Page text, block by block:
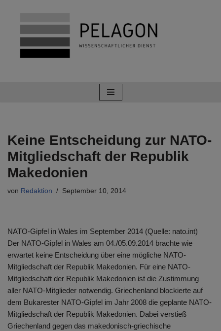
Zum
Inhalt
springen
Keine Entscheidung zur NATO-
Mitgliedschaft der Republik
Makedonien
von Redaktion September 10, 2014
NATO-Gipfel in Wales im September 2014 (Quelle: nato.int)
Der NATO-Gipfel in Wales am 04./05.09.2014 brachte wie
erwartet keine Entscheidung über eine mögliche NATO-
Mitgliedschaft der Republik Makedonien. Für eine NATO-
Mitgliedschaft der Republik Makedonien ist die Zustimmung
aller NATO-Mitglieder notwendig. Griechenland blockierte auf
dem Bukarester NATO-Gipfel im Jahr 2008 die geplante NATO-
Mitgliedschaft der Republik Makedonien. Dabei verstieß
Griechenland gegen das makedonisch-griechische